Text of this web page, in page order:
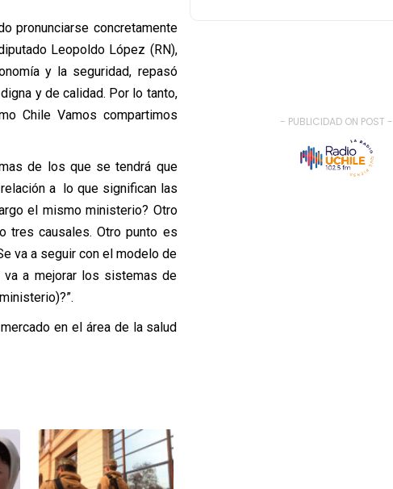
pronunciarse concretamente
Leopoldo López (RN),
y la seguridad, repasó
y de calidad. Por lo tanto,
Chile Vamos compartimos
de los que se tendrá que
a lo que significan las
el mismo ministerio? Otro
tres causales. Otro punto es
va a seguir con el modelo de
va a mejorar los sistemas de
en el área de la salud
- PUBLICIDAD ON POST -